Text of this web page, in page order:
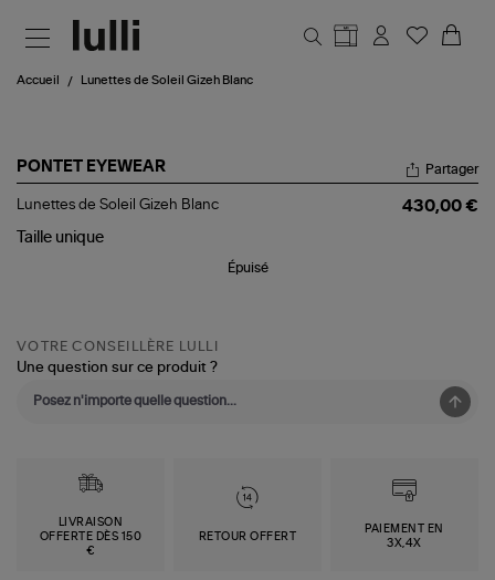
Accueil Lunettes de Soleil Gizeh Blanc
PONTET EYEWEAR
Lunettes
Soleil
Partager
Lunettes de Soleil Gizeh Blanc
430,00 €
Taille unique
Épuisé
VOTRE CONSEILLÈRE LULLI
Une question sur ce produit ?
LIVRAISON
OFFERTE DÈS 150
€
RETOUR OFFERT
PAIEMENT EN
3X,4X